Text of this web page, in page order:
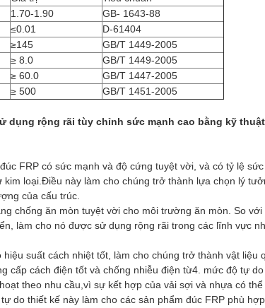
1.70-1.90
GB- 1643-88
≤0.01
D-61404
≥145
GB/T 1449-2005
≥ 8.0
GB/T 1449-2005
≥ 60.0
GB/T 1447-2005
≥ 500 GB/T 1451-2005
dụng rộng rãi tùy chỉnh sức mạnh cao bằng kỹ
FRP có sức mạnh và độ cứng tuyệt vời, và có tỷ lệ
loại.Điều này làm cho chúng trở thành lựa chọn lý
của cấu trúc.
chống ăn mòn tuyệt vời cho môi trường ăn mòn. So
làm cho nó được sử dụng rộng rãi trong các lĩnh vực
suất cách nhiệt tốt, làm cho chúng trở thành vật liệu
cấp cách điện tốt và chống nhiễu điện từ4. mức độ tự
theo nhu cầu,vì sự kết hợp của vải sợi và nhựa có
do thiết kế này làm cho các sản phẩm đúc FRP phù